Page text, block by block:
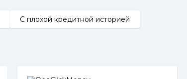
С плохой кредитной историей